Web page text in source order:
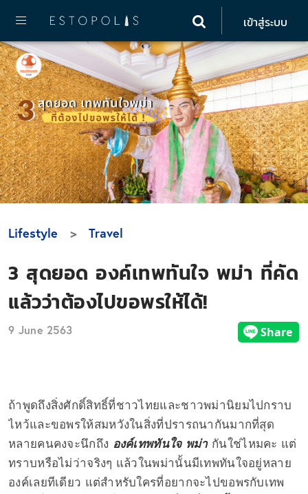
เข้าสู่ระบบ
Lifestyle Travel
3 สุดยอด องค์เทพทันใจ พม่า ที่คัด
แล้วว่าต้องไปขอพรให้ได้!
9 June 2563
ถ้าพูดถึงสิ่งศักดิ์สิทธิ์ที่ชาวไทยและชาวพม่านิยมไปกราบ
ไหว้และขอพรให้สมหวังในสิ่งที่ปรารถนากันมากที่สุด
หลายคนคงจะนึกถึง องค์เทพทันใจ พม่า กันใช่ไหมคะ แต่
ทราบหรือไม่ว่าจริงๆ แล้วในพม่านั้นมีเทพทันใจอยู่หลาย
องค์เลยทีเดียว แต่สำหรับใครที่อยากจะไปขอพรกับเทพ